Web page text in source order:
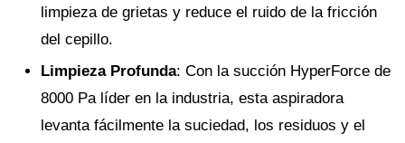
limpieza de grietas y reduce el ruido de la fricción
del cepillo.
Limpieza Profunda: Con la succión HyperForce de
8000 Pa líder en la industria, esta aspiradora
levanta fácilmente la suciedad, los residuos y el